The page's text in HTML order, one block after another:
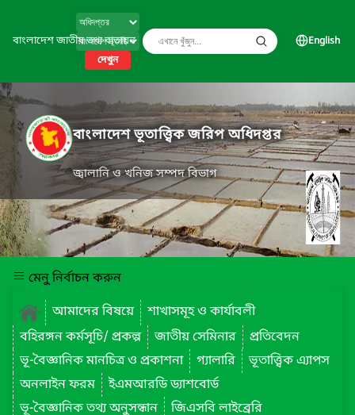
বাংলাদেশ জাতীয় তথ্য বাতায়ন
দেখুন
English
বাংলাদেশ ভূতাত্ত্বিক জরিপ অধিদপ্তর
জ্বালানি ও খনিজ সম্পদ বিভাগ
মেনু নির্বাচন করুন
আমাদের বিষয়ে
শাখাসমূহ ও কার্যাবলী
বহিরঙ্গন কর্মসূচি/ প্রকল্প
জাতীয় সেমিনার
প্রতিবেদন
ভূ-বৈজ্ঞানিক মানচিত্র ও প্রকাশনা
গ্যালারি
ভূতাত্ত্বিক এ্যাপস
অনলাইন ফরম
ইএমআরডি ড্যাশবোর্ড
ভূ-বৈজ্ঞানিক তথ্য অনুসন্ধান
জিএসবি লাইব্রেরি